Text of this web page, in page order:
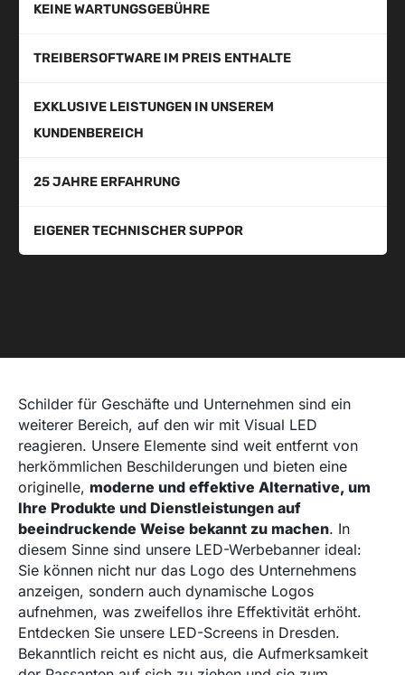
KEINE WARTUNGSGEBÜHRE
TREIBERSOFTWARE IM PREIS ENTHALTE
EXKLUSIVE LEISTUNGEN IN UNSEREM
KUNDENBEREICH
25 JAHRE ERFAHRUNG
EIGENER TECHNISCHER SUPPOR
Schilder für Geschäfte und Unternehmen sind ein
weiterer Bereich, auf den wir mit Visual LED
reagieren. Unsere Elemente sind weit entfernt von
herkömmlichen Beschilderungen und bieten eine
originelle, moderne und effektive Alternative, um
Ihre Produkte und Dienstleistungen auf
beeindruckende Weise bekannt zu machen. In
diesem Sinne sind unsere LED-Werbebanner ideal:
Sie können nicht nur das Logo des Unternehmens
anzeigen, sondern auch dynamische Logos
aufnehmen, was zweifellos ihre Effektivität erhöht.
Entdecken Sie unsere LED-Screens in Dresden.
Bekanntlich reicht es nicht aus, die Aufmerksamkeit